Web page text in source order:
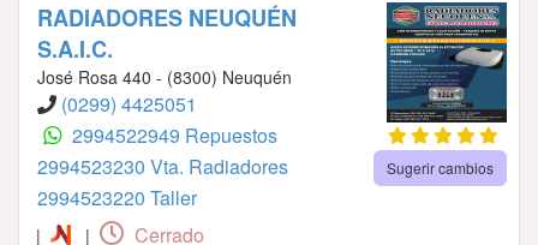
RADIADORES NEUQUÉN
S.A.I.C.
José Rosa 440 - (8300) Neuquén
(0299) 4425051
2994522949 Repuestos
2994523230 Vta. Radiadores
2994523220 Taller
Sugerir cambios
| | Cerrado